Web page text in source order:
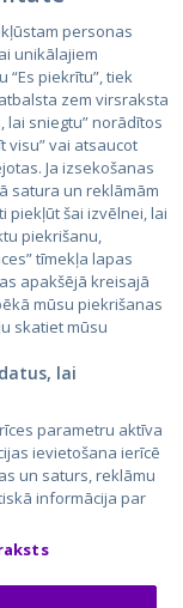
personas
unikālajiem
piekrītu”, tiek
zem virsraksta
lai sniegtu” norādītos
visu” vai atsaucot
Ja izsekošanas
satura un reklāmām
piekļūt šai izvēlnei, lai
piekrišanu,
tīmekļa lapas
apakšējā kreisajā
mūsu piekrišanas
skatiet mūsu
lai
parametru aktīva
ievietošana ierīcē
un saturs, reklāmu
informācija par